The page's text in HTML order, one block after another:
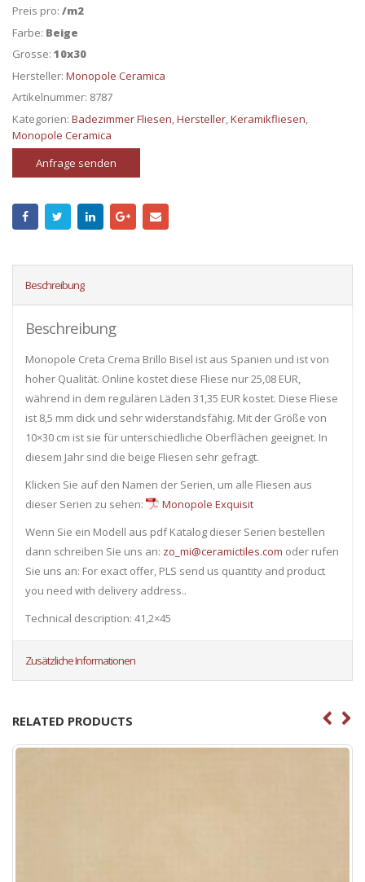
Preis pro: /m2
Farbe: Beige
Grosse: 10x30
Hersteller: Monopole Ceramica
Artikelnummer: 8787
Kategorien: Badezimmer Fliesen,Hersteller,Keramikfliesen,
Monopole Ceramica
Anfrage senden
Beschreibung
Beschreibung
Monopole Creta Crema Brillo Bisel ist aus Spanien und ist von
hoher Qualität. Online kostet diese Fliese nur 25,08 EUR,
während in dem regulären Läden 31,35 EUR kostet. Diese Fliese
ist 8,5 mm dick und sehr widerstandsfähig. Mit der Größe von
10×30 cm ist sie für unterschiedliche Oberflächen geeignet. In
diesem Jahr sind die beige Fliesen sehr gefragt.
Klicken Sie auf den Namen der Serien, um alle Fliesen ​​aus
dieser Serien zu sehen:
Monopole Exquisit
Wenn Sie ein Modell aus pdf Katalog dieser Serien bestellen
dann schreiben Sie uns an: zo_mi@ceramictiles.com oder rufen
Sie uns an: For exact offer, PLS send us quantity and product
you need with delivery address..
Technical description: 41,2×45
Zusätzliche Informationen
RELATED PRODUCTS